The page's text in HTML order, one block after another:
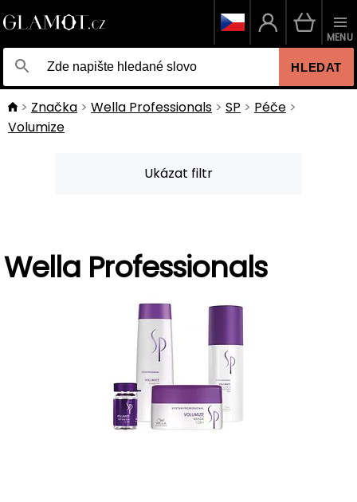
HLEDAT
MENU
Značka Wella Professionals SP
Péče
Volumize
Ukázat filtr
Wella Professionals